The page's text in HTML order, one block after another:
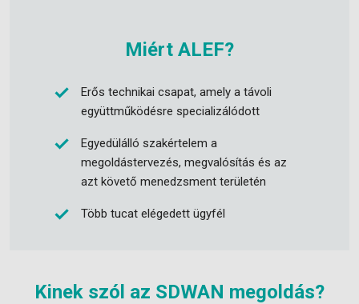
Miért ALEF?
Erős technikai csapat, amely a távoli
együttműködésre specializálódott
Egyedülálló szakértelem a
megoldástervezés, megvalósítás és az
azt követő menedzsment területén
Több tucat elégedett ügyfél
Kinek szól az SDWAN megoldás?